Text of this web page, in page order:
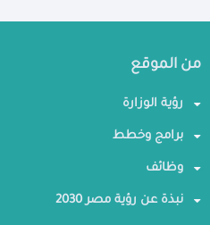
من الموقع
رؤية الوزارة
برامج وخطط
وظائف
نبذة عن رؤية مصر 2030